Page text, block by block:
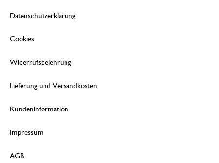
Datenschutzerklärung
Cookies
Widerrufsbelehrung
Lieferung und Versandkosten
Kundeninformation
Impressum
AGB